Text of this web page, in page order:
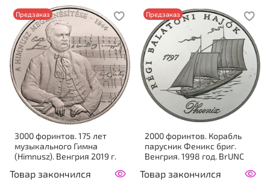
Предзаказ
3000 форинтов. 175 лет
музыкального Гимна
(Himnusz). Венгрия 2019 г.
Товар закончился
Предзаказ
2000 форинтов. Корабль
парусник Феникс бриг.
Венгрия. 1998 год. BrUNC
Товар закончился